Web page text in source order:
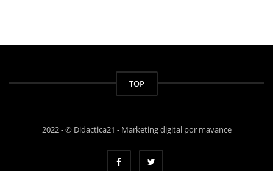
TOP
2022 - © Didactica21 - Marketing digital por mavance